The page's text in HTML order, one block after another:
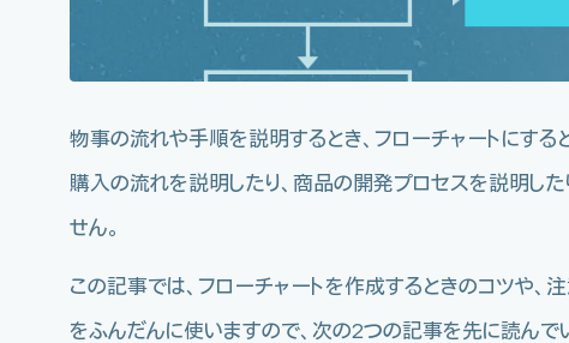
物事の流れや手順を説明するとき、フローチャートにする
購入の流れを説明したり、商品の開発プロセスを説明し
せん。
この記事では、フローチャートを作成するときのコツや
をふんだんに使いますので、次の2つの記事を先に読んで